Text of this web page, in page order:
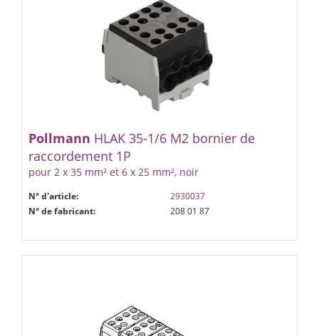
Pollmann HLAK 35-1/6 M2 bornier de
raccordement 1P
pour 2 x 35 mm² et 6 x 25 mm², noir
N° d'article:
2930037
N° de fabricant:
208 01 87